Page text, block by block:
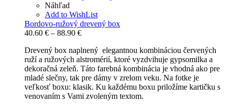
Náhľad
Add to WishList
Bordovo-ružový drevený box
40.60 € – 88.90 €Price
40.60 €
through
88.90 €
Drevený box naplnený elegantnou kombináciou červených
ruží a ružových alstromérií, ktoré vyzdvihuje gypsomilka a
dekoračná zeleň. Táto farebná kombinácia je vhodná ako pre
mladé slečny, tak pre dámy v zrelom veku. Na fotke je
veľkosť boxu: klasik. Ku každému boxu priložíme kartičku s
venovaním s Vami zvoleným textom.